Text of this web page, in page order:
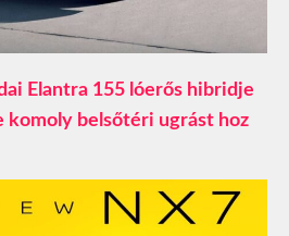
Elantra 155 lóerős hibridje
komoly belsőtéri ugrást hoz